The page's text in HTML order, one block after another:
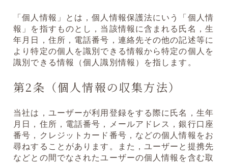
「個人情報」とは，個人情報保護法にいう「個人情
報」を指すものとし，当該情報に含まれる氏名，生
年月日，住所，電話番号，連絡先その他の記述等に
より特定の個人を識別できる情報から特定の個人を
識別できる情報（個人識別情報）を指します。
第2条（個人情報の収集方法）
当社は，ユーザーが利用登録をする際に氏名，生年
月日，住所，電話番号，メールアドレス，銀行口座
番号，クレジットカード番号，などの個人情報をお
尋ねすることがあります。また，ユーザーと提携先
などとの間でなされたユーザーの個人情報を含む取